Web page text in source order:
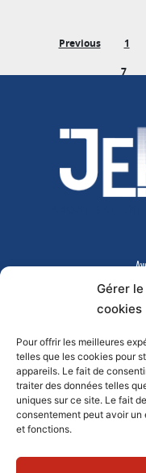
Gérer
cookies
Pour offrir les meilleures
telles que les cookies pour
appareils. Le fait de
traiter des données telles
uniques sur ce site. Le fait
consentement peut avoir
et fonctions.
Previous 1
7
Lycée Privé
Tél.
Campus des
Tél. 02